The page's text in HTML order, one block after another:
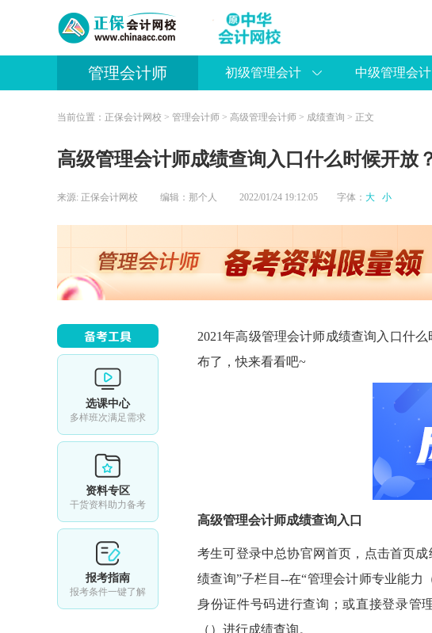
管理会计师 初级管理会计 中级管理会计
当前位置： 正保会计网校 > 管理会计师 > 高级管理会计师 > 成绩查询 > 正文
高级管理会计师成绩查询入口什么时候开放
来源: 正保会计网校 编辑：那个人 2022/01/24 19:12:05 字体： 大 小
选课中心
多样班次满足需求
资料专区
干货资料助力备考
报考指南
报考条件一键了解
2021年高级管理会计师成绩查询入口什
布了，快来看看吧~
高级管理会计师成绩查询入口
考生可登录中总协官网首页，点击首页
绩查询”子栏目--在“管理会计师专业能力
身份证件号码进行查询；或直接登录管
（）进行成绩查询。